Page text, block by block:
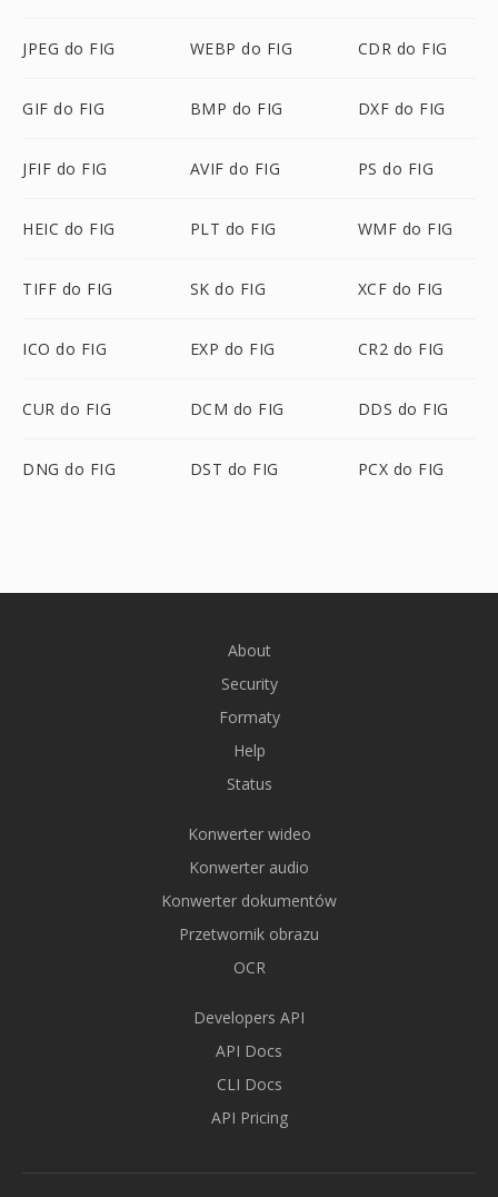
JPEG do FIG WEBP do FIG CDR do FIG
GIF do FIG BMP do FIG DXF do FIG
JFIF do FIG AVIF do FIG PS do FIG
HEIC do FIG PLT do FIG WMF do FIG
TIFF do FIG SK do FIG XCF do FIG
ICO do FIG EXP do FIG CR2 do FIG
CUR do FIG DCM do FIG DDS do FIG
DNG do FIG DST do FIG PCX do FIG
About
Security
Formaty
Help
Status
Konwerter wideo
Konwerter audio
Konwerter dokumentów
Przetwornik obrazu
OCR
Developers API
API Docs
CLI Docs
API Pricing